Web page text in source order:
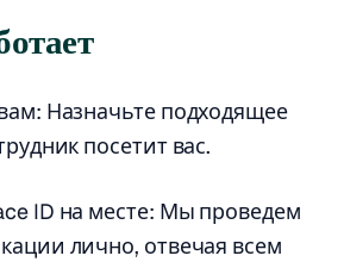
Назначьте подходящее
посетит вас.
ID на месте: Мы проведем
лично, отвечая всем